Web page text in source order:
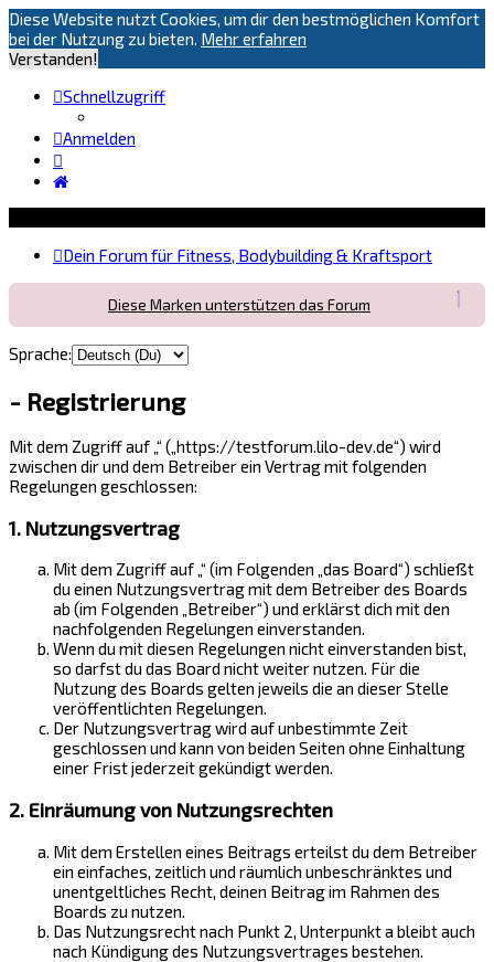
Diese Website nutzt Cookies, um dir den bestmöglichen Komfort
bei der Nutzung zu bieten. Mehr erfahren
Verstanden!
Schnellzugriff
Anmelden
Dein Forum für Fitness, Bodybuilding & Kraftsport
Diese Marken unterstützen das Forum
Sprache:
- Registrierung
Mit dem Zugriff auf „“ („https://testforum.lilo-dev.de“) wird
zwischen dir und dem Betreiber ein Vertrag mit folgenden
Regelungen geschlossen:
1. Nutzungsvertrag
Mit dem Zugriff auf „“ (im Folgenden „das Board“) schließt
du einen Nutzungsvertrag mit dem Betreiber des Boards
ab (im Folgenden „Betreiber“) und erklärst dich mit den
nachfolgenden Regelungen einverstanden.
Wenn du mit diesen Regelungen nicht einverstanden bist,
so darfst du das Board nicht weiter nutzen. Für die
Nutzung des Boards gelten jeweils die an dieser Stelle
veröffentlichten Regelungen.
Der Nutzungsvertrag wird auf unbestimmte Zeit
geschlossen und kann von beiden Seiten ohne Einhaltung
einer Frist jederzeit gekündigt werden.
2. Einräumung von Nutzungsrechten
Mit dem Erstellen eines Beitrags erteilst du dem Betreiber
ein einfaches, zeitlich und räumlich unbeschränktes und
unentgeltliches Recht, deinen Beitrag im Rahmen des
Boards zu nutzen.
Das Nutzungsrecht nach Punkt 2, Unterpunkt a bleibt auch
nach Kündigung des Nutzungsvertrages bestehen.